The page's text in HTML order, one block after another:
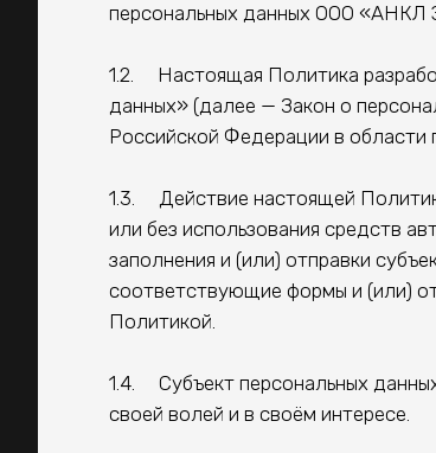
персональных данных ООО
1.2. Настоящая Политика
данных» (далее — Закон о
Российской Федерации в области
1.3. Действие настоящей
или без использования средств
заполнения и (или) отправки
соответствующие формы и (или)
Политикой.
1.4. Субъект персональных
своей волей и в своём интересе.